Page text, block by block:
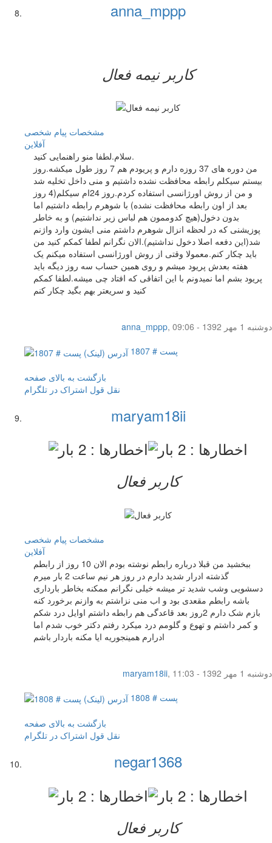
anna_mppp
کاربر نيمه فعال
مشخصات پیام شخصی
آفلاين
سلام.لطفا منو راهنمایی کنید.
من دوره های 37 روزه دارم و پریودم هم 7 روز طول میکشه.روز
بیستم سیکلم رابطه محافظت نشده داشتیم و منی داخل تخلیه شد
و من از روش اورژانسی استفاده کردم.روز 24ام سیکلم(4 روز
بعد از اون رابطه محافظت نشده) با شوهرم رابطه داشتیم اما
بدون دخول(هیچ کدوممون هم لباس زیر نداشتیم) و به خاطر
پوزیشنی که در لحظه انزال شوهرم داشتم منی ایشون وارد واژنم
شد(این دفعه اصلا دخول نداشتیم).الان نگرانم لطفا کمکم کنید من
باید چکار کنم.معمولا وقتی از روش اورژانسی استفاده میکنم یک
هفته بعدش پریود میشم و روی همین حساب سه روز دیگه باید
پریود بشم اما نمیدونم با این اتفاقی که افتاد چی میشه.لطفا کمکم
کنید و سریعتر بهم بگید چکار کنم
anna_mppp,
دوشنبه 1 مهر 1392 - 09:06
پست # 1807
بازگشت به بالای صفحه
نقل قول اشتراک در تلگرام
maryam18ii
کاربر فعال
مشخصات پیام شخصی
آفلاين
ببخشید من قبلا درباره رابطم نوشته بودم الان 10 روز از رابطم
گذشته ادرار شدید دارم در روز هر نیم ساعت 2 بار میرم
دسشویی وشب شدید تر میشه خیلی نگرانم ممکنه بخاطر بارداری
باشه رابطم مقعدی بود و اب منی نزاشتم به وازنم برخورد کنه
بازم شک دارم 2روز بعد قاعدگی هم رابطه داشتم اوایل درد شکم
و کمر داشتم و تهوع و گلومم درد میکرد رفتم دکتر خوب شدم اما
ادرارم همینجوریه ایا مکنه باردار باشم
maryam18ii,
دوشنبه 1 مهر 1392 - 11:03
پست # 1808
بازگشت به بالای صفحه
نقل قول اشتراک در تلگرام
negar1368
کاربر فعال